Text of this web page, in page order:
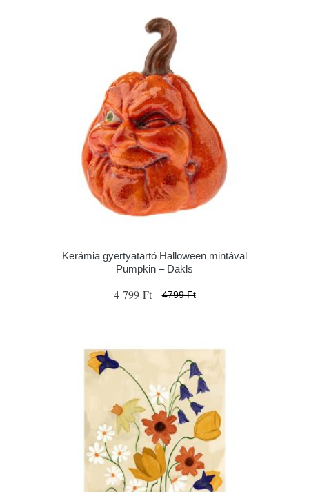
Kerámia gyertyatartó Halloween mintával
Pumpkin – Dakls
4 799 Ft 4799 Ft